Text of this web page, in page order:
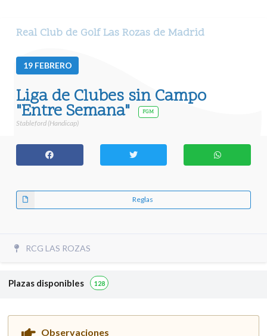
Real Club de Golf Las Rozas de Madrid
19 FEBRERO
Liga de Clubes sin Campo
"Entre Semana" FGM
Stableford (Handicap)
Reglas
RCG LAS ROZAS
Plazas disponibles 128
Observaciones